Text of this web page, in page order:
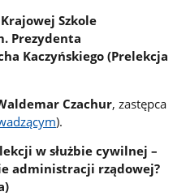
Szkole
Prezydenta
Kaczyńskiego (Prelekcja
Czachur, zastępca
).
w służbie cywilnej –
administracji rządowej?